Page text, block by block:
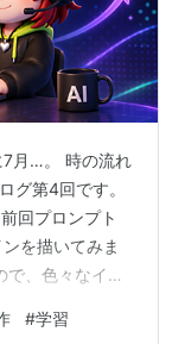
7月…。 時の流れ
グ第4回です。
回プロンプト
を描いてみま
で、色々なイラ
像生成：
#学習